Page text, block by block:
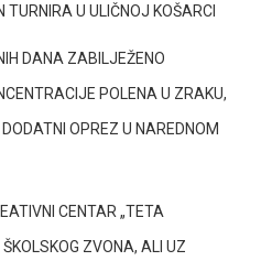
TURNIRA U ULIČNOJ KOŠARCI
DANA ZABILJEŽENO
POLENA U ZRAKU,
OPREZ U NAREDNOM
CENTAR „TETA
ŠKOLSKOG ZVONA, ALI UZ